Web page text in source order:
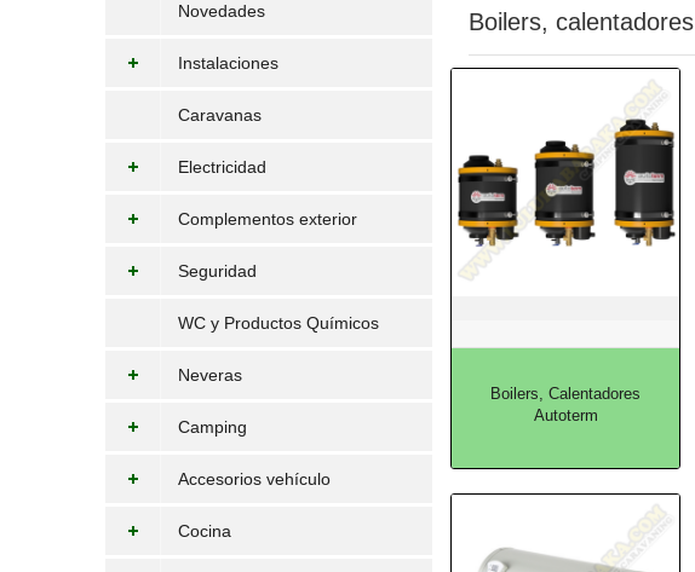
Novedades
Instalaciones
Caravanas
Electricidad
Complementos exterior
Seguridad
WC y Productos Químicos
Neveras
Camping
Accesorios vehículo
Cocina
Boilers, calentadores
Boilers, Calentadores
Autoterm